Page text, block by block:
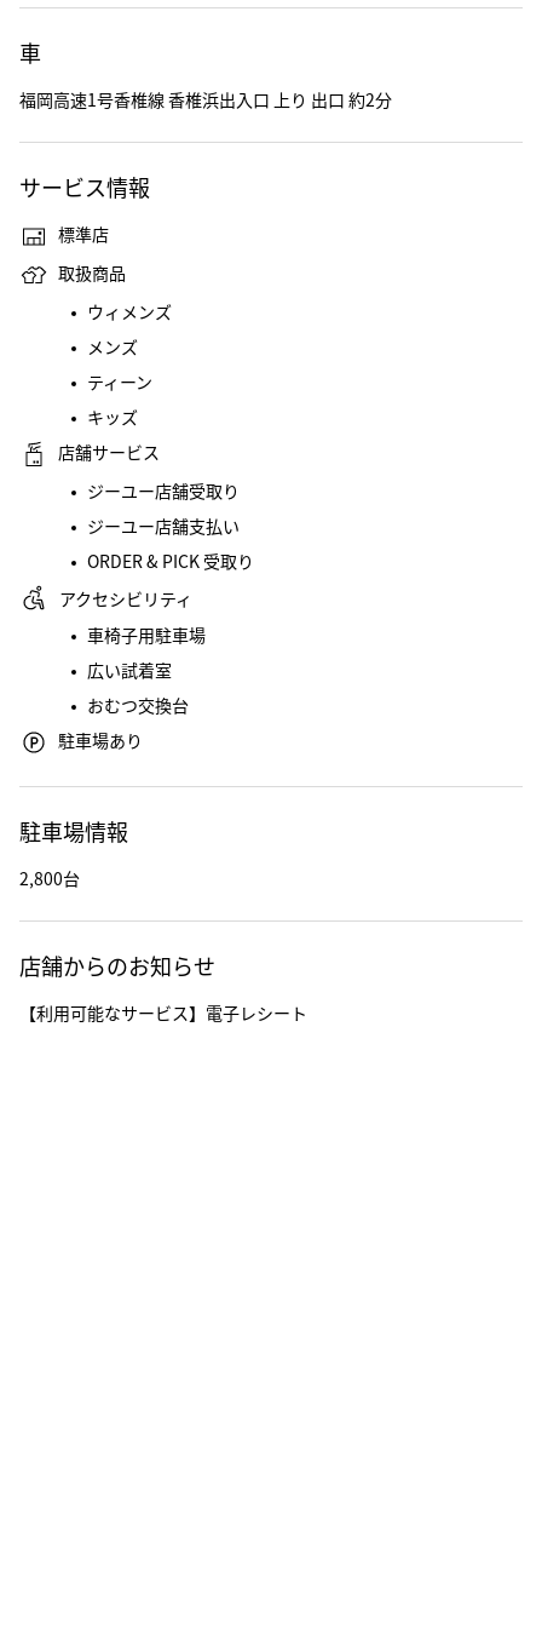
車
福岡高速1号香椎線 香椎浜出入口 上り 出口 約2分
サービス情報
標準店
取扱商品
ウィメンズ
メンズ
ティーン
キッズ
店舗サービス
ジーユー店舗受取り
ジーユー店舗支払い
ORDER & PICK 受取り
アクセシビリティ
車椅子用駐車場
広い試着室
おむつ交換台
駐車場あり
駐車場情報
2,800台
店舗からのお知らせ
【利用可能なサービス】電子レシート